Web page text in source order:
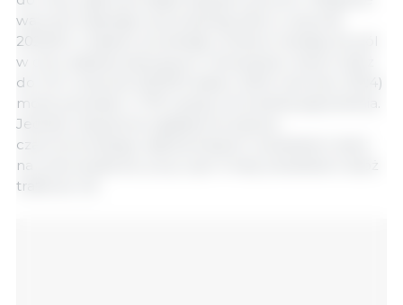
warunki wpłynęły na produkcję zbóż w sezonie
2023/24 i czasami utrudniały rolnikom dostęp do pól
w celu zasiania zbóż jarych. Generalnie, import zbóż
do UE w sezonie 2023/24 (lipiec 2023-czerwiec 2024)
może pozostać o 17% wyższy niż średnia pięcioletnia.
Jednak ulepszona logistyka korytarza
czarnomorskiego ułatwia eksport ukraińskich zbóż
na rynki światowe, przy czym mniej ukraińskich zbóż
trafia do UE.